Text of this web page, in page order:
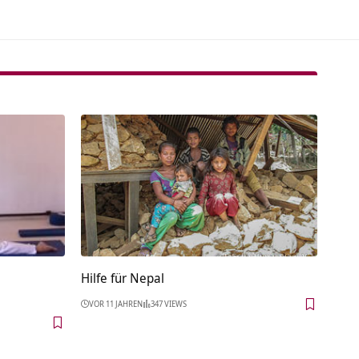
Hilfe für Nepal
VOR 11 JAHREN 347 VIEWS